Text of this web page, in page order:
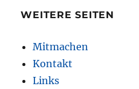
WEITERE SEITEN
Mitmachen
Kontakt
Links